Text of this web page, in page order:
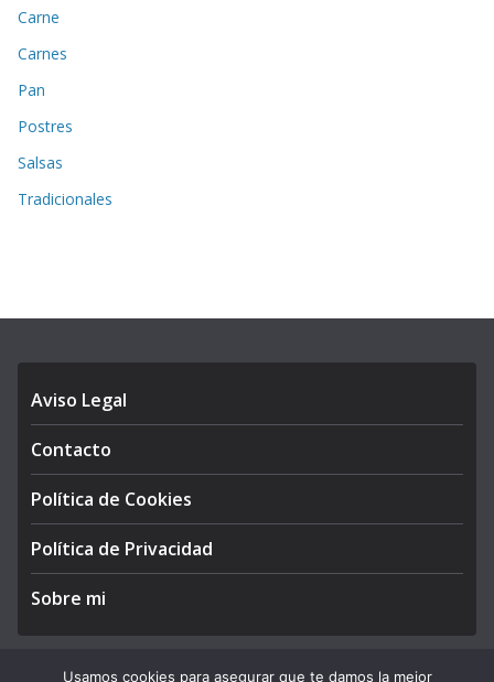
Carne
Carnes
Pan
Postres
Salsas
Tradicionales
Aviso Legal
Contacto
Política de Cookies
Política de Privacidad
Sobre mi
Usamos cookies para asegurar que te damos la mejor